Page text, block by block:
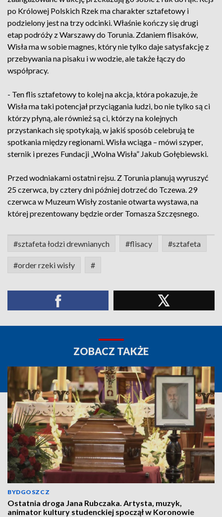
po Królowej Polskich Rzek ma charakter sztafetowy i
podzielony jest na trzy odcinki. Właśnie kończy się drugi
etap podróży z Warszawy do Torunia. Zdaniem flisaków,
Wisła ma w sobie magnes, który nie tylko daje satysfakcję z
przebywania na pisaku i w wodzie, ale także łączy do
współpracy.
- Ten flis sztafetowy to kolej na akcja, która pokazuje, że
Wisła ma taki potencjał przyciągania ludzi, bo nie tylko są ci
którzy płyną, ale również są ci, którzy na kolejnych
przystankach się spotykają, w jakiś sposób celebrują te
spotkania między regionami. Wisła wciąga – mówi szyper,
sternik i prezes Fundacji „Wolna Wisła” Jakub Gołębiewski.
Przed wodniakami ostatni rejsu. Z Torunia planują wyruszyć
25 czerwca, by cztery dni później dotrzeć do Tczewa. 29
czerwca w Muzeum Wisły zostanie otwarta wystawa, na
której prezentowany będzie order Tomasza Szczęsnego.
#sztafeta łodzi drewnianych #flisacy #sztafeta
#order rzeki wisły #
ZOBACZ TAKŻE
BYDGOSZCZ
Ostatnia droga Jana Rubczaka. Artysta, muzyk,
animator kultury studenckiej spoczął w Koronowie